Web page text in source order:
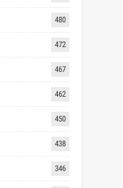
480
472
467
462
450
438
346